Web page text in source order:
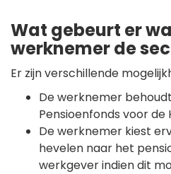
Wat gebeurt er
werknemer de
Er zijn verschillende
De werknemer
Pensioenfonds voor de
De werknemer kiest
hevelen naar het
werkgever indien dit